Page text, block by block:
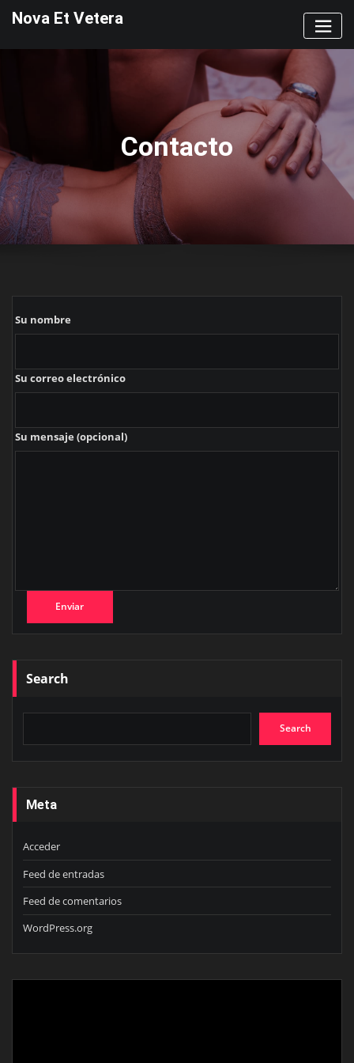
Nova Et Vetera
Contacto
Su nombre
Su correo electrónico
Su mensaje (opcional)
Search
Search
Meta
Acceder
Feed de entradas
Feed de comentarios
WordPress.org